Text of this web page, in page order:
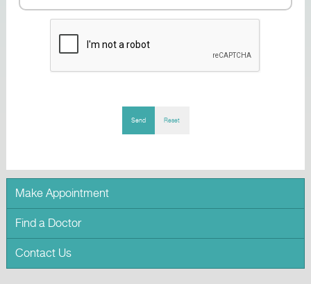
Send Reset
Make Appointment
Find a Doctor
Contact Us